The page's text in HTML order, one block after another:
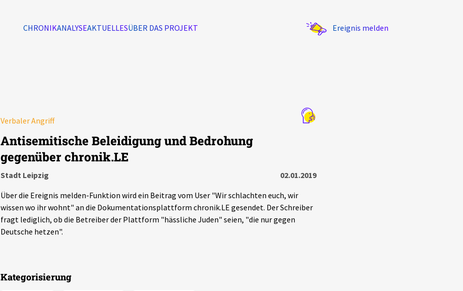
CHRONIKANALYSEAKTUELLESÜBER DAS PROJEKT Ereignis melden
Verbaler Angriff
Antisemitische Beleidigung und Bedrohung
gegenüber chronik.LE
Stadt Leipzig
02.01.2019
Über die Ereignis melden-Funktion wird ein Beitrag vom User "Wir schlachten euch, wir
wissen wo ihr wohnt" an die Dokumentationsplattform chronik.LE gesendet. Der Schreiber
fragt lediglich, ob die Betreiber der Plattform "hässliche Juden" seien, "die nur gegen
Deutsche hetzen".
Kategorisierung